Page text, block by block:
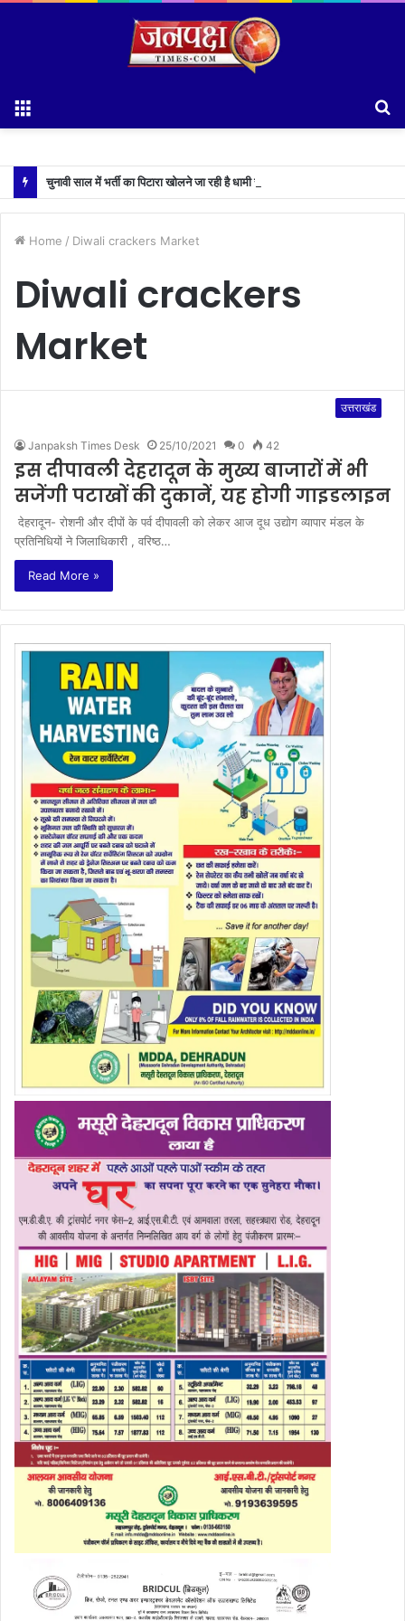
Home / Diwali crackers Market
Diwali crackers
Market
उत्तराखंड
Janpaksh Times Desk 25/10/2021 0 42
इस दीपावली देहरादून के मुख्य बाजारों में भी
सजेंगी पटाखों की दुकानें, यह होगी गाइडलाइन
देहरादून- रोशनी और दीपों के पर्व दीपावली को लेकर आज दूध उद्योग व्यापार मंडल के
प्रतिनिधियों ने जिलाधिकारी , वरिष्ठ…
Read More »